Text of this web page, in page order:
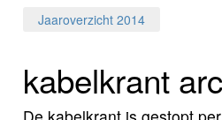
Programma's
Jaaroverzicht 2014
kabelkrant